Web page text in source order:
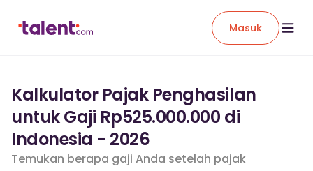
Masuk
Kalkulator Pajak Penghasilan
untuk Gaji Rp525.000.000 di
Indonesia - 2026
Temukan berapa gaji Anda setelah pajak